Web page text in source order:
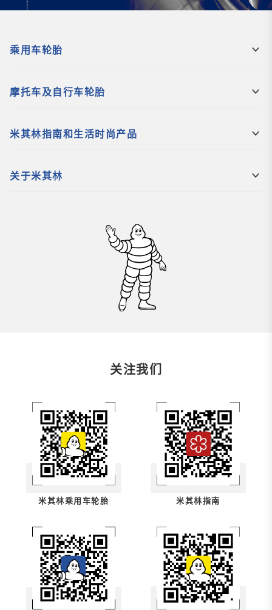
乘用车轮胎
摩托车及自行车轮胎
米其林指南和生活时尚产品
关于米其林
关注我们
米其林乘用车轮胎 米其林指南